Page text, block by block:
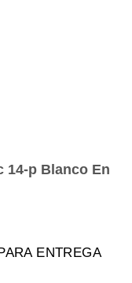
14-p Blanco En
ENTREGA